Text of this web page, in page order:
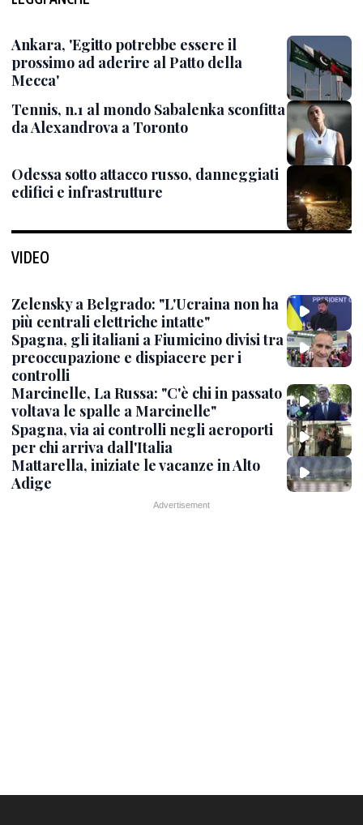
Ankara, 'Egitto potrebbe essere il
prossimo ad aderire al Patto della
Mecca'
Tennis, n.1 al mondo Sabalenka sconfitta
da Alexandrova a Toronto
Odessa sotto attacco russo, danneggiati
edifici e infrastrutture
VIDEO
Zelensky a Belgrado: "L'Ucraina non ha
più centrali elettriche intatte"
Spagna, gli italiani a Fiumicino divisi tra
preoccupazione e dispiacere per i
controlli
Marcinelle, La Russa: "C'è chi in passato
voltava le spalle a Marcinelle"
Spagna, via ai controlli negli aeroporti
per chi arriva dall'Italia
Mattarella, iniziate le vacanze in Alto
Adige